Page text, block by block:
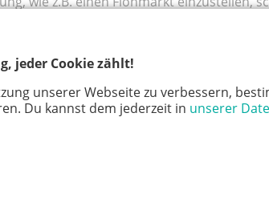
jeder Cookie zählt!
unserer Webseite zu verbessern,
Du kannst dem jederzeit in unserer
mit mehreren Terminen einreichen